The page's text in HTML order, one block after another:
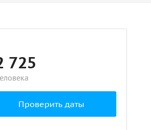
725
Проверить даты